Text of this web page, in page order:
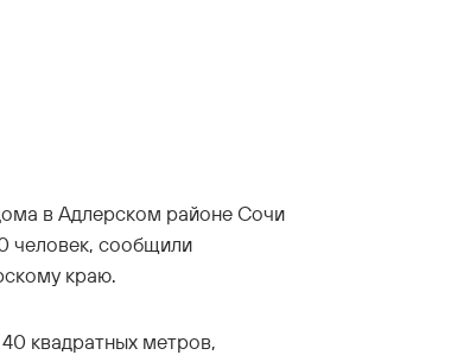
в Адлерском районе Сочи
человек, сообщили
краю.
квадратных метров,